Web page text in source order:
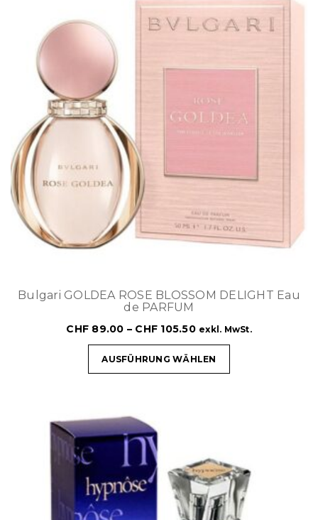
Bulgari GOLDEA ROSE BLOSSOM DELIGHT Eau
de PARFUM
CHF 89.00 – CHF 105.50 exkl. MwSt.
AUSFÜHRUNG WÄHLEN